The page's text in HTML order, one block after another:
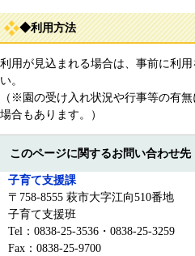
◆利用方法
利用が見込まれる場合は、事前に利
い。
（※園の受け入れ状況や行事等の有
場合もあります。）
このページに関するお問い合わせ先
子育て支援課
〒758-8555 萩市大字江向510番地
子育て支援班
Tel：0838-25-3536・0838-25-3259
Fax：0838-25-9700